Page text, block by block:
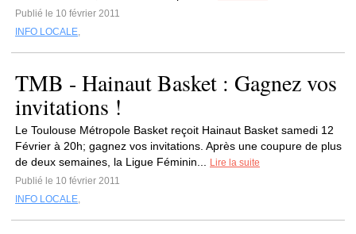
Publié le 10 février 2011
INFO LOCALE,
TMB - Hainaut Basket : Gagnez vos
invitations !
Le Toulouse Métropole Basket reçoit Hainaut Basket samedi 12
Février à 20h; gagnez vos invitations. Après une coupure de plus
de deux semaines, la Ligue Féminin...
Lire la suite
Publié le 10 février 2011
INFO LOCALE,